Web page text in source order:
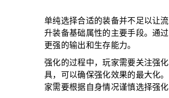
单纯选择合适的装备并不足以让
升装备基础属性的主要手段。通
更强的输出和生存能力。
强化的过程中，玩家需要关注强
具，可以确保强化效果的最大化
家需要根据自身情况谨慎选择强